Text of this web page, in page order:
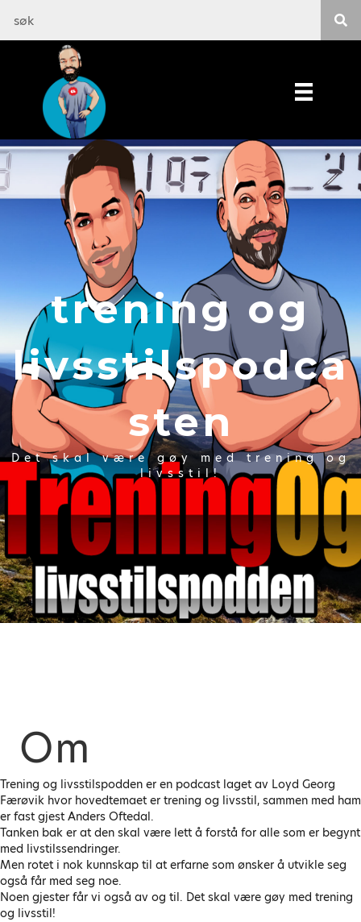
trening og
livsstilspodca
sten
Det skal være gøy med trening og
livsstil!
Om
Trening og livsstilspodden er en podcast laget av Loyd Georg
Færøvik hvor hovedtemaet er trening og livsstil, sammen med ham
er fast gjest Anders Oftedal.
Tanken bak er at den skal være lett å forstå for alle som er begynt
med livstilssendringer.
Men rotet i nok kunnskap til at erfarne som ønsker å utvikle seg
også får med seg noe.
Noen gjester får vi også av og til. Det skal være gøy med trening
og livsstil!